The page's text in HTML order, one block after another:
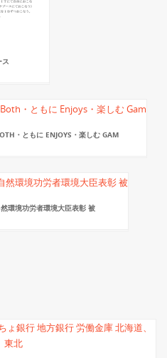
ス
・ともに ENJOYS・楽しむ GAM
環境功労者環境大臣表彰 被